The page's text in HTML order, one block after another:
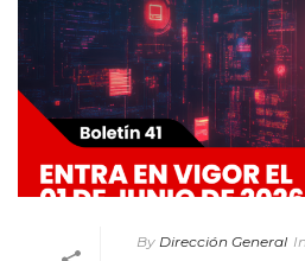
By Dirección General In